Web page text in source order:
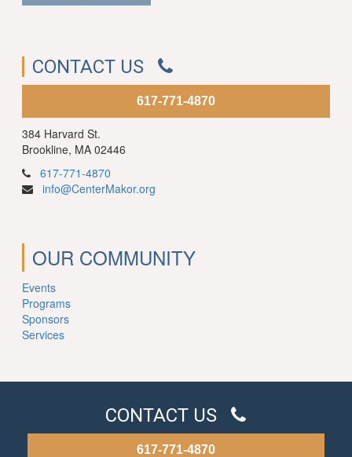
CONTACT US
617-771-4870
384 Harvard St.
Brookline, MA 02446
617-771-4870
info@CenterMakor.org
OUR COMMUNITY
Events
Programs
Sponsors
Services
CONTACT US
617-771-4870